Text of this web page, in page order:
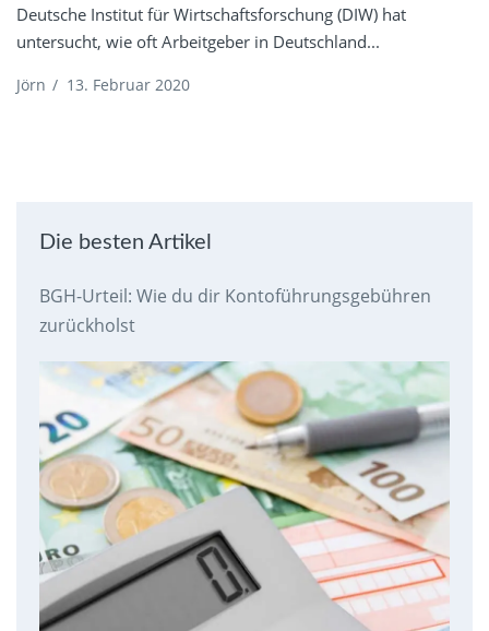
Deutsche Institut für Wirtschaftsforschung (DIW) hat
untersucht, wie oft Arbeitgeber in Deutschland...
Jörn / 13. Februar 2020
Die besten Artikel
BGH-Urteil: Wie du dir Kontoführungsgebühren
zurückholst